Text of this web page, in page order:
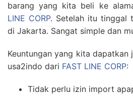
barang yang kita beli ke
LINE CORP. Setelah itu tinggal
di Jakarta. Sangat simple dan
Keuntungan yang kita dapatkan
usa2indo dari FAST LINE CORP:
Tidak perlu izin import